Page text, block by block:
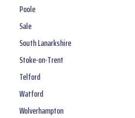
Poole
Sale
South Lanarkshire
Stoke-on-Trent
Telford
Watford
Wolverhampton